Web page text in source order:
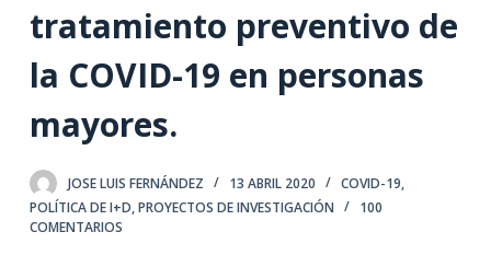
n
tratamiento preventivo de
la COVID-19 en personas
mayores.
JOSE LUIS FERNÁNDEZ 13 ABRIL 2020 COVID-19,
POLÍTICA DE I+D,PROYECTOS DE INVESTIGACIÓN
100
COMENTARIOS